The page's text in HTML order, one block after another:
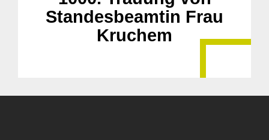
Standesbeamtin Frau
Kruchem